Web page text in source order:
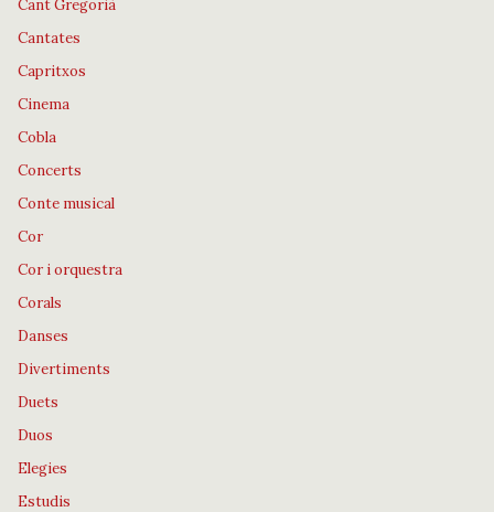
Cant Gregorià
Cantates
Capritxos
Cinema
Cobla
Concerts
Conte musical
Cor
Cor i orquestra
Corals
Danses
Divertiments
Duets
Duos
Elegies
Estudis